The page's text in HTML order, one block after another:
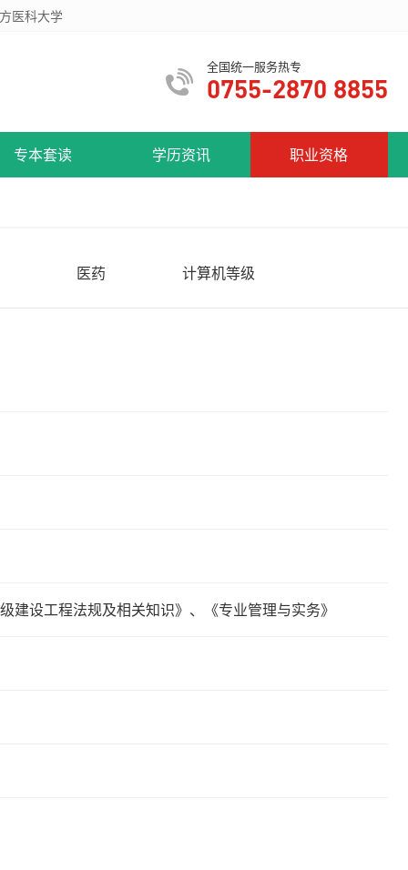
医科大学
全国统一服务热专
0755-2870 8855
专本套读 学历资讯 职业资格
医药 计算机等级
建设工程法规及相关知识》、《专业管理与实务》